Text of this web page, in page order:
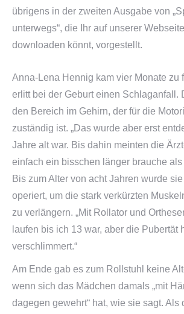
übrigens in der zweiten Ausgabe von
unterwegs“, die Ihr auf unserer
downloaden könnt, vorgestellt.
Anna-Lena Hennig kam vier Monate zu
erlitt bei der Geburt einen Schlaganfall.
den Bereich im Gehirn, der für die
zuständig ist. „Das wurde aber erst
Jahre alt war. Bis dahin meinten die
einfach ein bisschen länger brauche als
Bis zum Alter von acht Jahren wurde
operiert, um die stark verkürzten
zu verlängern. „Mit Rollator und
laufen bis ich 13 war, aber die Pubertät
verschlimmert.“
Am Ende gab es zum Rollstuhl keine
wenn sich das Mädchen damals „mit
dagegen gewehrt“ hat, wie sie sagt. Als